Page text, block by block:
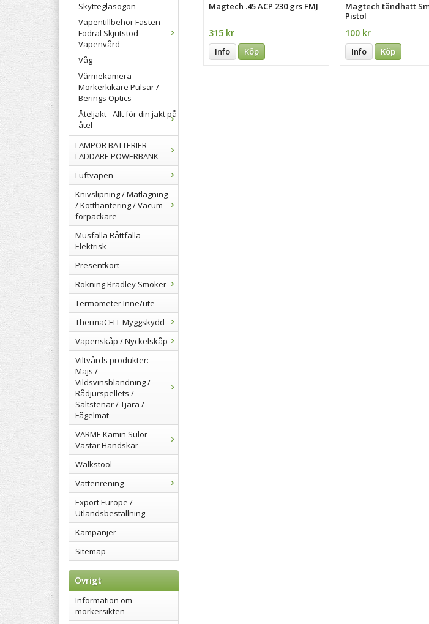
Skytteglasögon
Vapentillbehör Fästen
Fodral Skjutstöd
Vapenvård
Våg
Värmekamera
Mörkerkikare Pulsar /
Berings Optics
Åteljakt - Allt för din jakt på
åtel
LAMPOR BATTERIER
LADDARE POWERBANK
Luftvapen
Knivslipning / Matlagning
/ Kötthantering / Vacum
förpackare
Musfälla Råttfälla
Elektrisk
Presentkort
Rökning Bradley Smoker
Termometer Inne/ute
ThermaCELL Myggskydd
Vapenskåp / Nyckelskåp
Viltvårds produkter:
Majs /
Vildsvinsblandning /
Rådjurspellets /
Saltstenar / Tjära /
Fågelmat
VÄRME Kamin Sulor
Västar Handskar
Walkstool
Vattenrening
Export Europe /
Utlandsbeställning
Kampanjer
Sitemap
Övrigt
Information om
mörkersikten
Magtech .45 ACP 230 grs FMJ
315 kr
Info Köp
Magtech tändhatt
Pistol
100 kr
Info Köp